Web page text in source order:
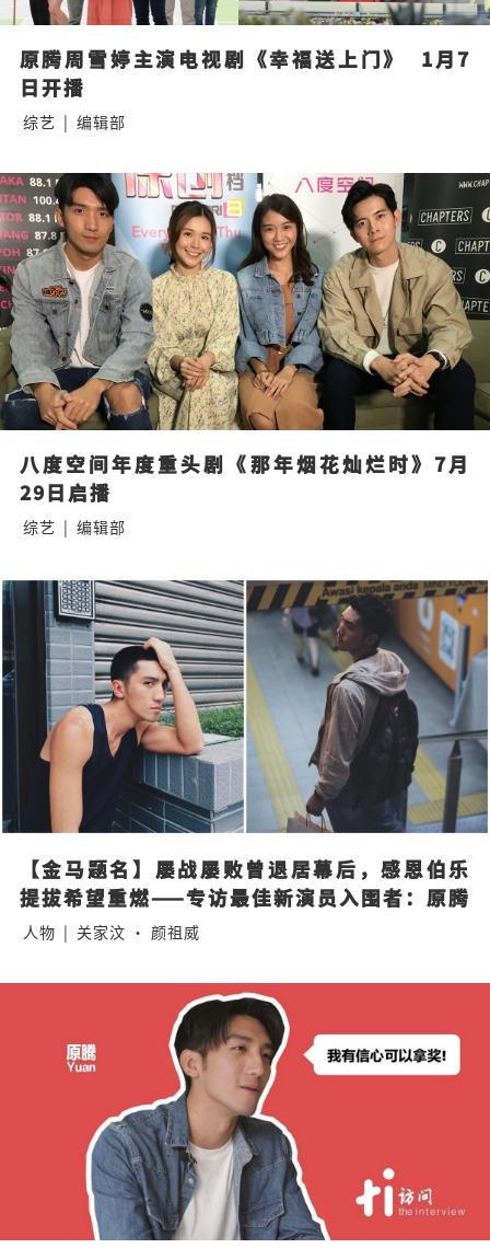
原腾周雪婷主演电视剧《幸福送上门》  1月7
日开播
综艺 | 编辑部
八度空间年度重头剧《那年烟花灿烂时》7月
29日启播
综艺 | 编辑部
【金马题名】屡战屡败曾退居幕后，感恩伯乐
提拔希望重燃——专访最佳新演员入围者：原腾
人物 | 关家汶 · 颜祖威